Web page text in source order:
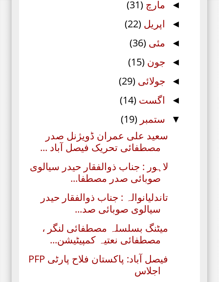
◄ مارچ (31)
◄ اپریل (22)
◄ مئی (36)
◄ جون (15)
◄ جولائی (29)
◄ اگست (14)
▼ ستمبر (19)
سعید علی عمران ڈویژنل صدر
مصطفائی تحریک فیصل آباد ...
لاہور : جناب ذوالفقار حیدر سیالوی
صوبائی صدر مصطفا...
تاندلیانوالہ : جناب ذوالفقار حیدر
سیالوی صوبائی صد...
میٹنگ بسلسلہ مصطفائی لنگر ،
مصطفائی نعتیہ کمپیٹیشن...
فیصل آباد: پاکستان فلاح پارٹی PFP
اجلاس